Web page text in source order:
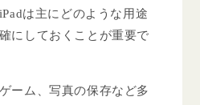
は主にどのような用途
にしておくことが重要で
ーム、写真の保存など多